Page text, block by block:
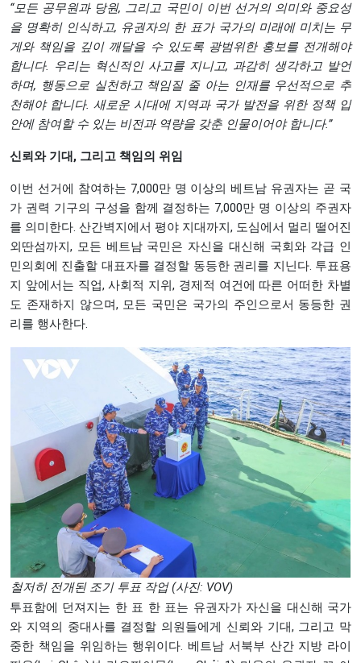
“모든 공무원과 당원, 그리고 국민이 이번 선거의 의미와 중요성
을 명확히 인식하고, 유권자의 한 표가 국가의 미래에 미치는 무
게와 책임을 깊이 깨달을 수 있도록 광범위한 홍보를 전개해야
합니다. 우리는 혁신적인 사고를 지니고, 과감히 생각하고 발언
하며, 행동으로 실천하고 책임질 줄 아는 인재를 우선적으로 추
천해야 합니다. 새로운 시대에 지역과 국가 발전을 위한 정책 입
안에 참여할 수 있는 비전과 역량을 갖춘 인물이어야 합니다.”
신뢰와 기대, 그리고 책임의 위임
이번 선거에 참여하는 7,000만 명 이상의 베트남 유권자는 곧 국
가 권력 기구의 구성을 함께 결정하는 7,000만 명 이상의 주권자
를 의미한다. 산간벽지에서 평야 지대까지, 도심에서 멀리 떨어진
외딴섬까지, 모든 베트남 국민은 자신을 대신해 국회와 각급 인
민의회에 진출할 대표자를 결정할 동등한 권리를 지닌다. 투표용
지 앞에서는 직업, 사회적 지위, 경제적 여건에 따른 어떠한 차별
도 존재하지 않으며, 모든 국민은 국가의 주인으로서 동등한 권
리를 행사한다.
철저히 전개된 조기 투표 작업 (사진: VOV)
투표함에 던져지는 한 표 한 표는 유권자가 자신을 대신해 국가
와 지역의 중대사를 결정할 의원들에게 신뢰와 기대, 그리고 막
중한 책임을 위임하는 행위이다. 베트남 서북부 산간 지방 라이